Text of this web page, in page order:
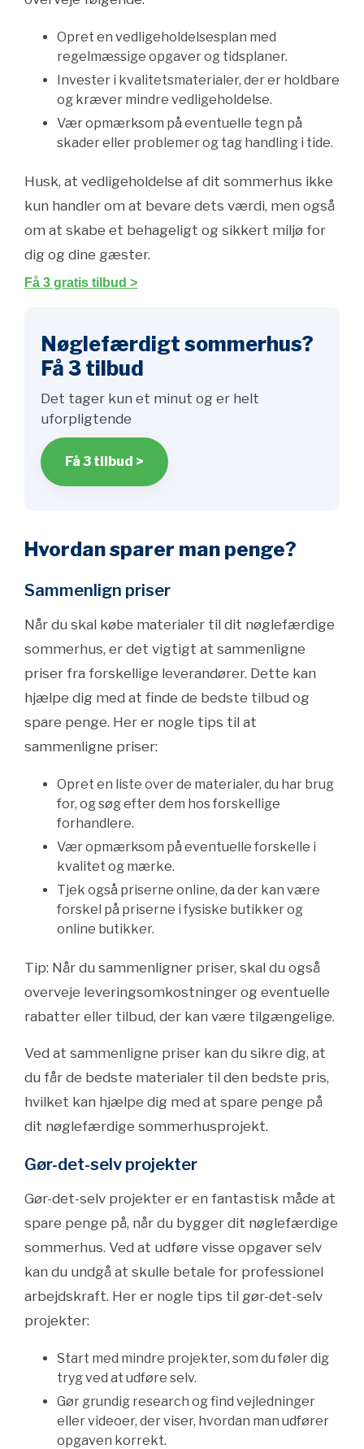
Opret en vedligeholdelsesplan med
regelmæssige opgaver og tidsplaner.
Invester i kvalitetsmaterialer, der er holdbare
og kræver mindre vedligeholdelse.
Vær opmærksom på eventuelle tegn på
skader eller problemer og tag handling i tide.
Husk, at vedligeholdelse af dit sommerhus ikke
kun handler om at bevare dets værdi, men også
om at skabe et behageligt og sikkert miljø for
dig og dine gæster.
Få 3 gratis tilbud >
Nøglefærdigt sommerhus?
Få 3 tilbud
Det tager kun et minut og er helt
uforpligtende
Få 3 tilbud >
Hvordan sparer man penge?
Sammenlign priser
Når du skal købe materialer til dit nøglefærdige
sommerhus, er det vigtigt at sammenligne
priser fra forskellige leverandører. Dette kan
hjælpe dig med at finde de bedste tilbud og
spare penge. Her er nogle tips til at
sammenligne priser:
Opret en liste over de materialer, du har brug
for, og søg efter dem hos forskellige
forhandlere.
Vær opmærksom på eventuelle forskelle i
kvalitet og mærke.
Tjek også priserne online, da der kan være
forskel på priserne i fysiske butikker og
online butikker.
Tip: Når du sammenligner priser, skal du også
overveje leveringsomkostninger og eventuelle
rabatter eller tilbud, der kan være tilgængelige.
Ved at sammenligne priser kan du sikre dig, at
du får de bedste materialer til den bedste pris,
hvilket kan hjælpe dig med at spare penge på
dit nøglefærdige sommerhusprojekt.
Gør-det-selv projekter
Gør-det-selv projekter er en fantastisk måde at
spare penge på, når du bygger dit nøglefærdige
sommerhus. Ved at udføre visse opgaver selv
kan du undgå at skulle betale for professionel
arbejdskraft. Her er nogle tips til gør-det-selv
projekter:
Start med mindre projekter, som du føler dig
tryg ved at udføre selv.
Gør grundig research og find vejledninger
eller videoer, der viser, hvordan man udfører
opgaven korrekt.